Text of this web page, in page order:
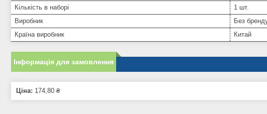
Кількість в наборі
1 шт.
Виробник
Без
Країна виробник
Китай
Інформація для замовлення
Ціна: 174,80 ₴